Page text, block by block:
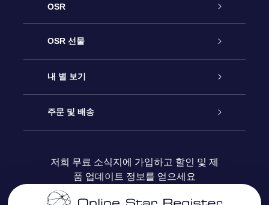
OSR
고객 서비스
연락처
블로그
OSR 선물
온라인 별 선물
OSR 선물 팩
OSR 상품권
내 별 보기
Star Register
맞춤 별 페이지
주문 및 배송
결제 정보
저희 무료 소식지에 가입하고 할인 및 제
품 업데이트 정보를 얻으세요